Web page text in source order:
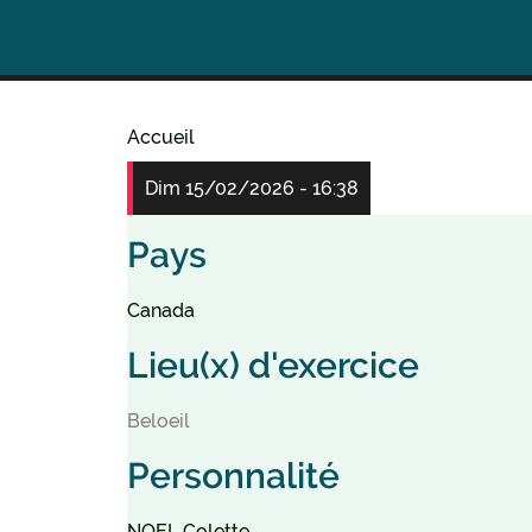
Fil
d'Ariane
Accueil
Dim 15/02/2026 - 16:38
Pays
Canada
Lieu(x) d'exercice
Beloeil
Personnalité